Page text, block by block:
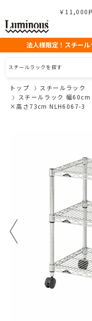
￥11,000
法人様限定！スチー
スチールラックを探す
トップ
スチールラック
スチールラック 幅
×高さ73cm NLH6067-3